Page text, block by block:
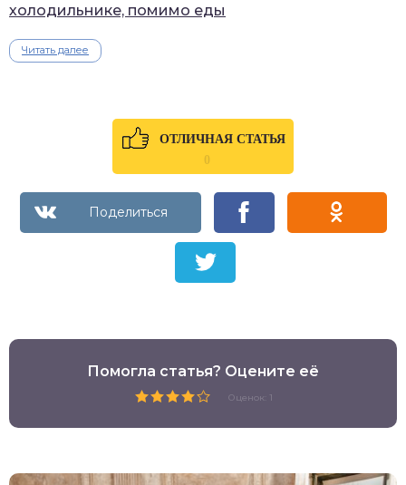
холодильнике, помимо еды
Читать далее
ОТЛИЧНАЯ СТАТЬЯ
0
Помогла статья? Оцените её
Оценок: 1